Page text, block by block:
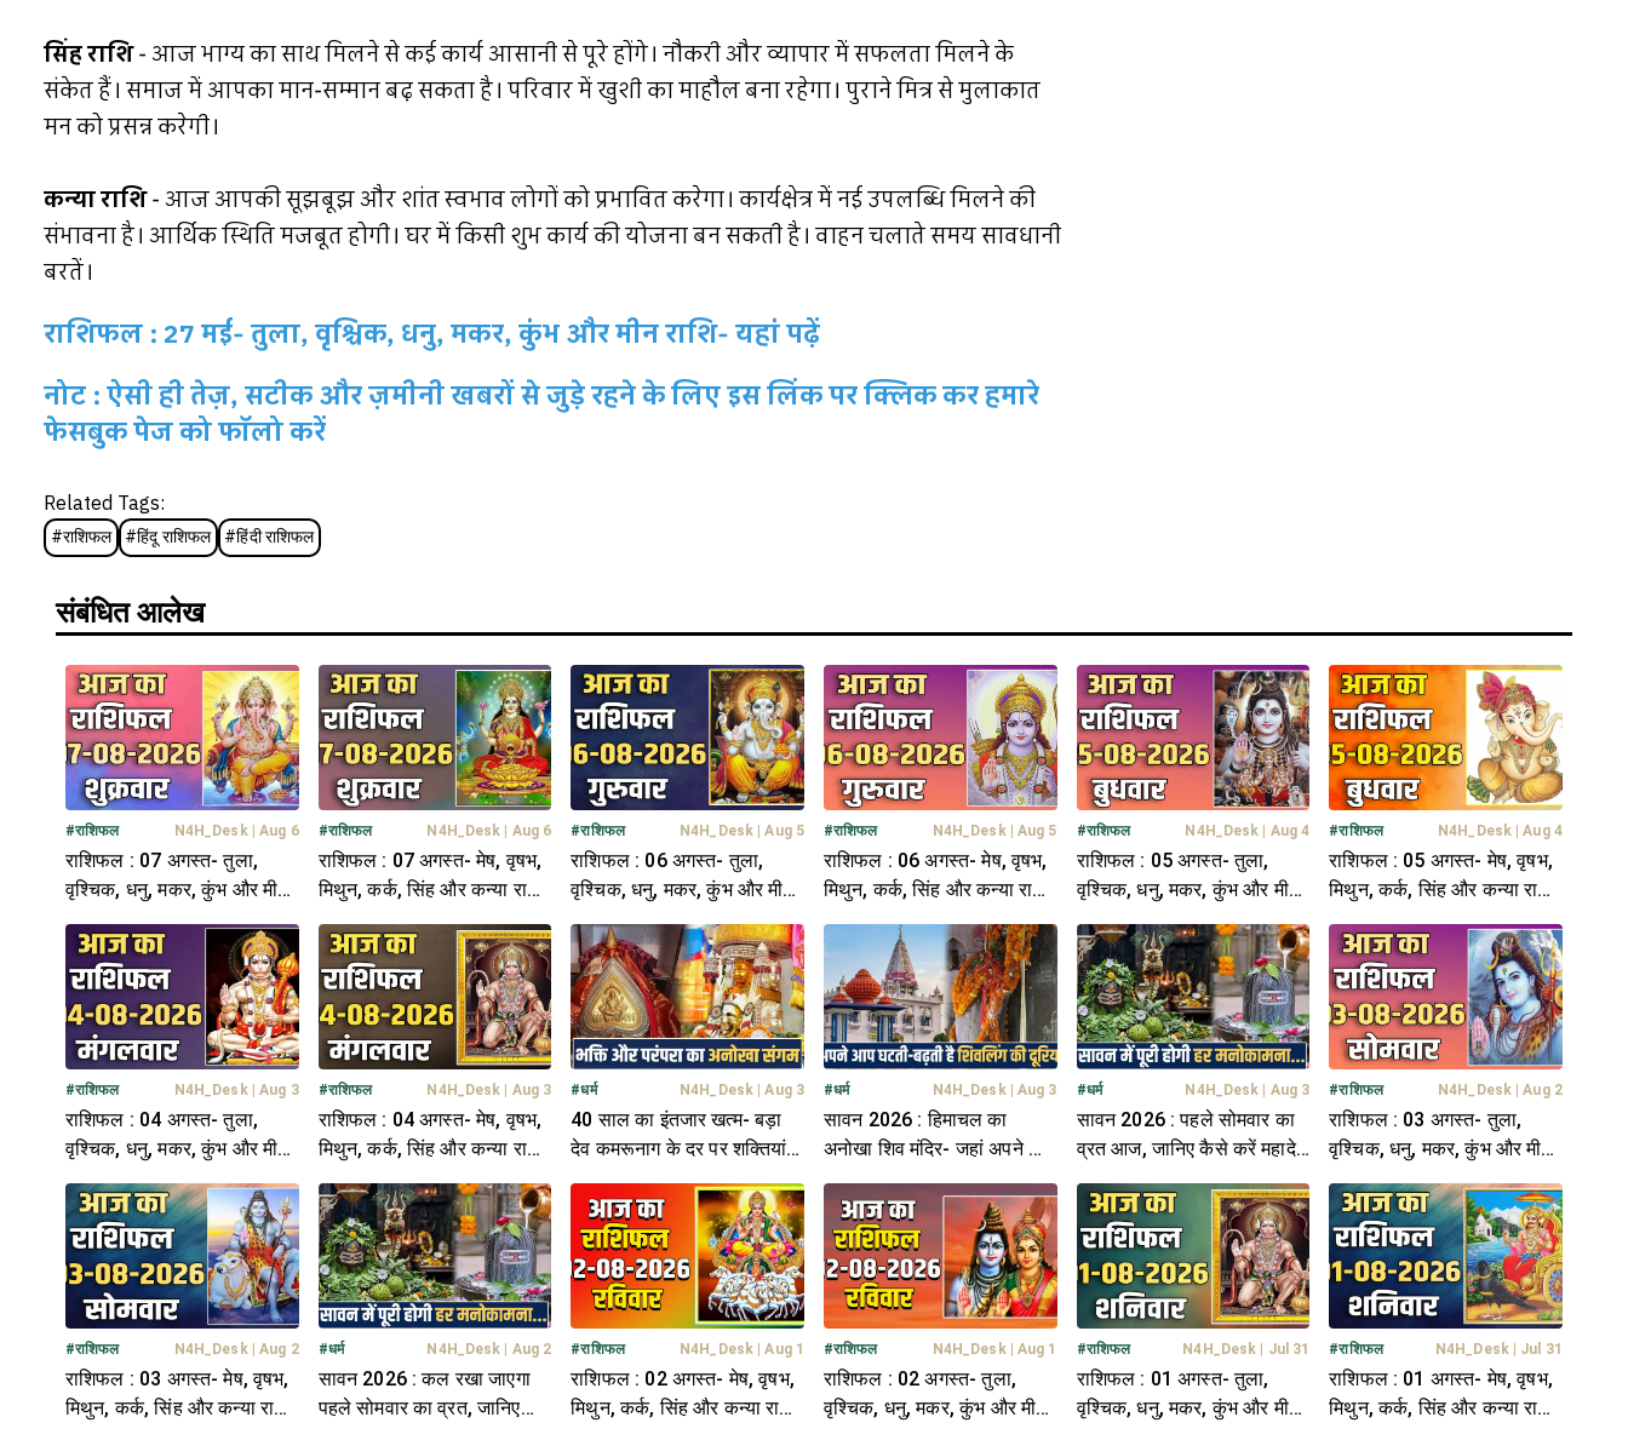
सिंह राशि- आज भाग्य का साथ मिलने से कई कार्य आसानी से पूरे होंगे। नौकरी और व्यापार में सफलता मिलने के
संकेत हैं। समाज में आपका मान-सम्मान बढ़ सकता है। परिवार में खुशी का माहौल बना रहेगा। पुराने मित्र से मुलाकात
मन को प्रसन्न करेगी।
कन्या राशि- आज आपकी सूझबूझ और शांत स्वभाव लोगों को प्रभावित करेगा। कार्यक्षेत्र में नई उपलब्धि मिलने की
संभावना है। आर्थिक स्थिति मजबूत होगी। घर में किसी शुभ कार्य की योजना बन सकती है। वाहन चलाते समय सावधानी
बरतें।
राशिफल : 27 मई- तुला, वृश्चिक, धनु, मकर, कुंभ और मीन राशि- यहां पढ़ें
नोट : ऐसी ही तेज़, सटीक और ज़मीनी खबरों से जुड़े रहने के लिए इस लिंक पर क्लिक कर हमारे
फेसबुक पेज को फॉलो करें
Related Tags:
#राशिफल #हिंदू राशिफल #हिंदी राशिफल
संबंधित आलेख
#राशिफल N4H_Desk| Aug 6
राशिफल : 07 अगस्त- तुला,
वृश्चिक, धनु, मकर, कुंभ और मीन
राशि- यहां पढ़ें
#राशिफल N4H_Desk | Aug 6
राशिफल : 07 अगस्त- मेष, वृषभ,
मिथुन, कर्क, सिंह और कन्या राशि-
यहां पढ़ें
#राशिफल N4H_Desk | Aug 5
राशिफल : 06 अगस्त- तुला,
वृश्चिक, धनु, मकर, कुंभ और मीन
राशि- यहां पढ़ें
#राशिफल N4H_Desk| Aug 5
राशिफल : 06 अगस्त- मेष, वृषभ,
मिथुन, कर्क, सिंह और कन्या राशि-
यहां पढ़ें
#राशिफल N4H_Desk | Aug 4
राशिफल : 05 अगस्त- तुला,
वृश्चिक, धनु, मकर, कुंभ और मीन
राशि- यहां पढ़ें
#राशिफल N4H_Desk | Aug 4
राशिफल : 05 अगस्त- मेष, वृषभ,
मिथुन, कर्क, सिंह और कन्या राशि-
यहां पढ़ें
#राशिफल N4H_Desk| Aug 3
राशिफल : 04 अगस्त- तुला,
वृश्चिक, धनु, मकर, कुंभ और मीन
राशि- यहां पढ़ें
#राशिफल N4H_Desk | Aug 3
राशिफल : 04 अगस्त- मेष, वृषभ,
मिथुन, कर्क, सिंह और कन्या राशि-
यहां पढ़ें
#धर्म N4H_Desk | Aug 3
40 साल का इंतजार खत्म- बड़ा
देव कमरूनाग के दर पर शक्तियां
अर्जित करने आएंगे देव बालाटिका
#धर्म N4H_Desk| Aug 3
सावन 2026 : हिमाचल का
अनोखा शिव मंदिर- जहां अपने आप
घटती-बढ़ती है शिवलिंग की दूरियां
#धर्म N4H_Desk | Aug 3
सावन 2026 : पहले सोमवार का
व्रत आज, जानिए कैसे करें महादेव
को प्रसन्न
#राशिफल N4H_Desk | Aug 2
राशिफल : 03 अगस्त- तुला,
वृश्चिक, धनु, मकर, कुंभ और मीन
राशि- यहां पढ़ें
#राशिफल N4H_Desk| Aug 2
राशिफल : 03 अगस्त- मेष, वृषभ,
मिथुन, कर्क, सिंह और कन्या राशि-
#धर्म N4H_Desk | Aug 2
सावन 2026 : कल रखा जाएगा
पहले सोमवार का व्रत, जानिए
#राशिफल N4H_Desk | Aug 1
राशिफल : 02 अगस्त- मेष, वृषभ,
मिथुन, कर्क, सिंह और कन्या राशि-
#राशिफल N4H_Desk| Aug 1
राशिफल : 02 अगस्त- तुला,
वृश्चिक, धनु, मकर, कुंभ और मीन
#राशिफल N4H_Desk | Jul 31
राशिफल : 01 अगस्त- तुला,
वृश्चिक, धनु, मकर, कुंभ और मीन
#राशिफल N4H_Desk| Jul 31
राशिफल : 01 अगस्त- मेष, वृषभ,
मिथुन, कर्क, सिंह और कन्या राशि-